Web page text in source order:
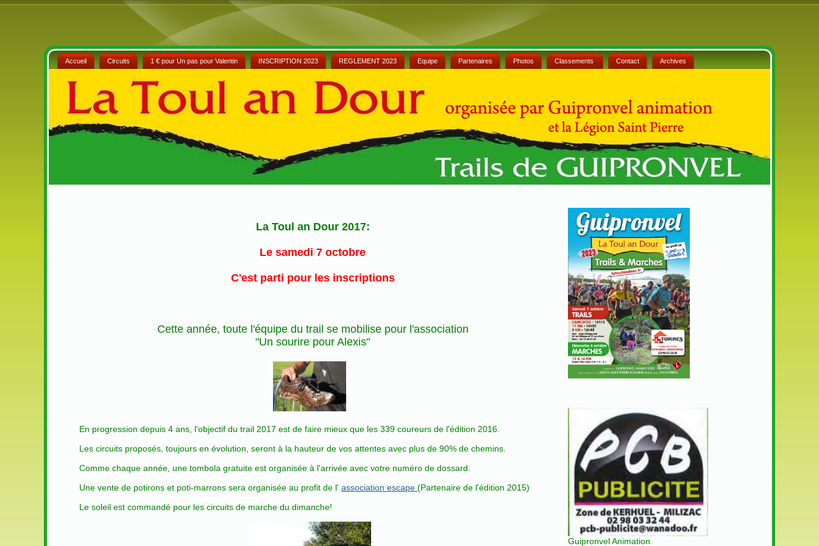
Accueil Circuits 1 € pour Un pas pour Valentin INSCRIPTION 2023 REGLEMENT 2023 Equipe Partenaires Photos Classements Contact Archives
La Toul an Dour 2017:
Le samedi 7 octobre
C'est parti pour les inscriptions
Cette année, toute l'équipe du trail se mobilise pour l'association
"Un sourire pour Alexis"
En progression depuis 4 ans, l'objectif du trail 2017 est de faire mieux que les 339 coureurs de l'édition 2016.
Les circuits proposés, toujours en évolution, seront à la hauteur de vos attentes avec plus de 90% de chemins.
Comme chaque année, une tombola gratuite est organisée à l'arrivée avec votre numéro de dossard.
Une vente de potirons et poti-marrons sera organisée au profit de l' association escape (Partenaire de l'édition 2015)
Le soleil est commandé pour les circuits de marche du dimanche!
Guipronvel Animation